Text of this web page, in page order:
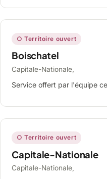
○ Territoire ouvert
Boischatel
Capitale-Nationale,
Service offert par l'équipe
○ Territoire ouvert
Capitale-Nationale
Capitale-Nationale,